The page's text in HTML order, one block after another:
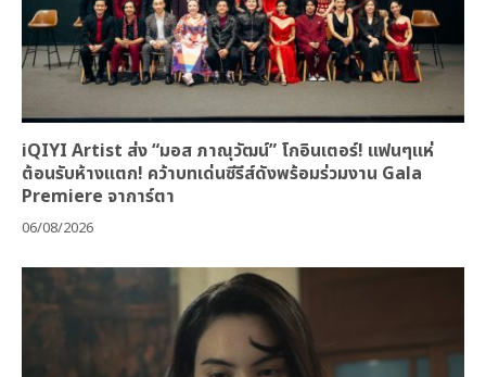
iQIYI Artist ส่ง “มอส ภาณุวัฒน์” โกอินเตอร์! แฟนๆแห่
ต้อนรับห้างแตก! คว้าบทเด่นซีรีส์ดังพร้อมร่วมงาน Gala
Premiere จาการ์ตา
06/08/2026